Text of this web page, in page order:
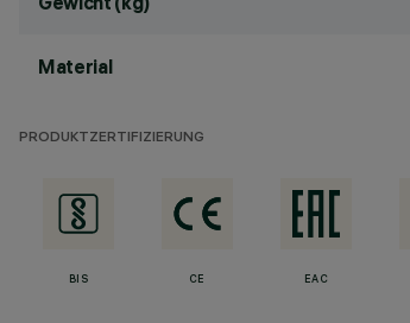
Material
PRODUKTZERTIFIZIERUNG
BIS CE EAC